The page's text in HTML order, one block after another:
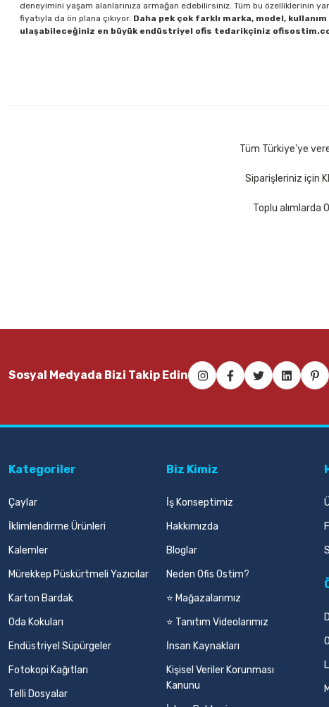
deneyimini yaşam alanlarınıza armağan edebilirsiniz. Tüm bu özelliklerinin
fiyatıyla da ön plana çıkıyor. Daha pek çok farklı marka, model,
ulaşabileceğiniz en büyük endüstriyel ofis tedarikçiniz
Tüm Türkiye'ye
Siparişleriniz için
Toplu
Sosyal Medyada Bizi Takip Edin
Kategoriler
Çaylar
İklimlendirme Ürünleri
Kalemler
Mürekkep Püskürtmeli Yazıcılar
Karton Bardak
Oda Kokuları
Endüstriyel Süpürgeler
Fotokopi Kağıtları
Telli Dosyalar
Biz Kimiz
İş Konseptimiz
Hakkımızda
Bloglar
Neden Ofis Ostim?
⭐ Mağazalarımız
⭐ Tanıtım Videolarımız
İnsan Kaynakları
Kişisel Veriler Korunması
Kanunu